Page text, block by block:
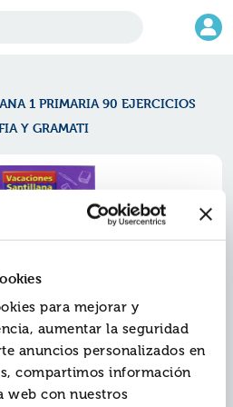
para mejorar y
aumentar la seguridad
anuncios personalizados en
compartimos información
web con nuestros
1 PRIMARIA 90 EJERCICIOS
Y GRAMATI
1 primaria